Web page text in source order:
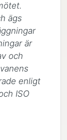
ägs
är
och
enligt
ISO